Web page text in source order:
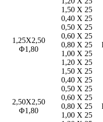
1,50 X 25
1,25X2,50
Φ1,80
0,40 X 25
0,50 X 25
0,60 X 25
0,80 X 25
1,00 X 25
1,20 X 25
1,50 X 25
2,50X2,50
Φ1,80
0,40 X 25
0,50 X 25
0,60 X 25
0,80 X 25
1,00 X 25